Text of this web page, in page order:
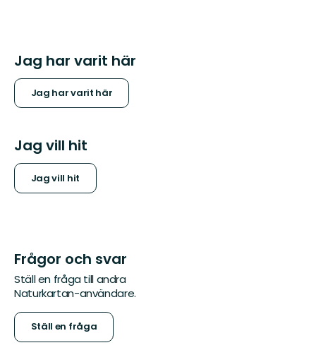
Jag har varit här
Jag har varit här
Jag vill hit
Jag vill hit
Frågor och svar
Ställ en fråga till andra
Naturkartan-användare.
Ställ en fråga